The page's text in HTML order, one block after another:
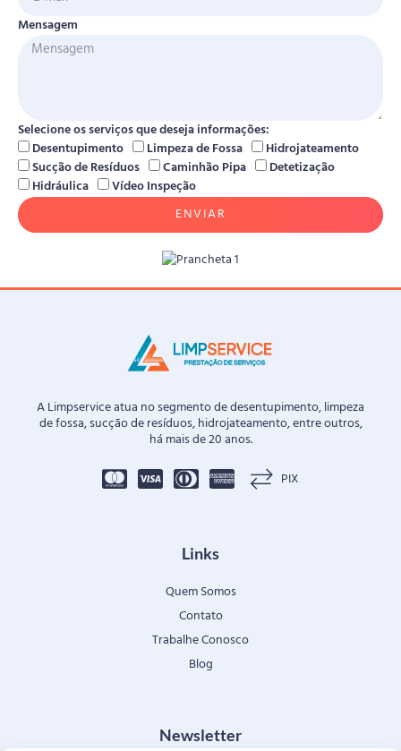
Mensagem
Selecione os serviços que deseja informações:
Desentupimento
Limpeza de Fossa
Hidrojateamento
Sucção de Resíduos
Caminhão Pipa
Detetização
Hidráulica
Vídeo Inspeção
ENVIAR
A Limpservice atua no segmento de desentupimento, limpeza
de fossa, sucção de resíduos, hidrojateamento, entre outros,
há mais de 20 anos.
PIX
Links
Quem Somos
Contato
Trabalhe Conosco
Blog
Newsletter